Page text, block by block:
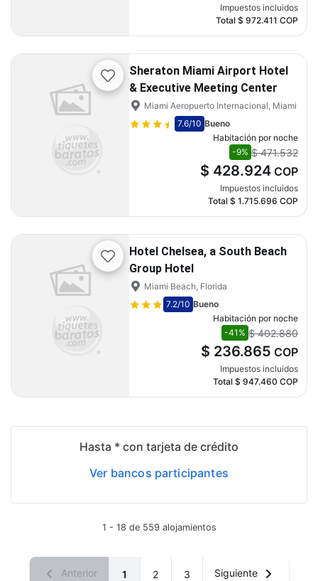
Impuestos incluidos
Total $ 972.411 COP
Sheraton Miami Airport Hotel
& Executive Meeting Center
Miami Aeropuerto Internacional, Miami
7.6/10 Bueno
Habitación por noche
-9% $ 471.532
$ 428.924 COP
Impuestos incluidos
Total $ 1.715.696 COP
Hotel Chelsea, a South Beach
Group Hotel
Miami Beach, Florida
7.2/10 Bueno
Habitación por noche
-41% $ 402.880
$ 236.865 COP
Impuestos incluidos
Total $ 947.460 COP
Hasta * con tarjeta de crédito
Ver bancos participantes
1 - 18 de 559 alojamientos
Anterior 1 2 3 Siguiente